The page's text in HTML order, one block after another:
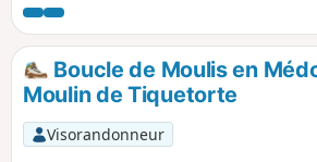
Boucle de Moulis en
Moulin de Tiquetorte
Visorandonneur